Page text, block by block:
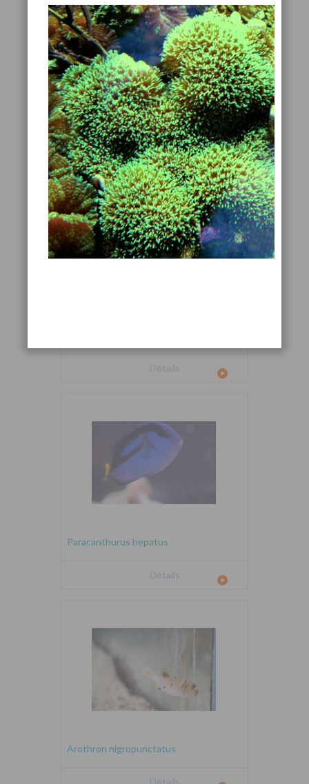
Canthigaster valentini
Détails
Détails
Paracanthurus hepatus
Détails
Arothron nigropunctatus
Détails